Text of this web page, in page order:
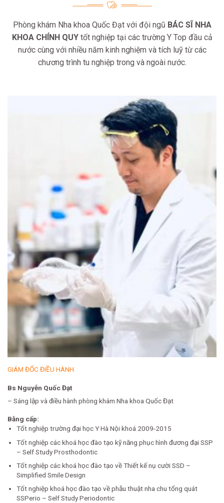
Phòng khám Nha khoa Quốc Đạt với đội ngũ BÁC SĨ NHA
KHOA CHÍNH QUYtốt nghiệp tại các trường Y Top đầu cả
nước cùng với nhiều năm kinh nghiệm và tích luỹ từ các
chương trình tu nghiệp trong và ngoài nước.
GIÁM ĐỐC ĐIỀU HÀNH
Bs Nguyễn Quốc Đạt
– Sáng lập và điều hành phòng khám Nha khoa Quốc Đạt
Bằng cấp:
Tốt nghiệp trường đại học Y Hà Nội khoá 2009-2015
Tốt nghiệp các khoá học đào tạo kỹ năng phục hình đương đại SSP
– Self Study Prosthodontic
Tốt nghiệp các khoá học đào tạo về Thiết kế nụ cười SSD –
Simplified Smile Design
Tốt nghiệp khoá học đào tạo về phẫu thuật nha chu tổng quát
SSPerio – Self Study Periodontic